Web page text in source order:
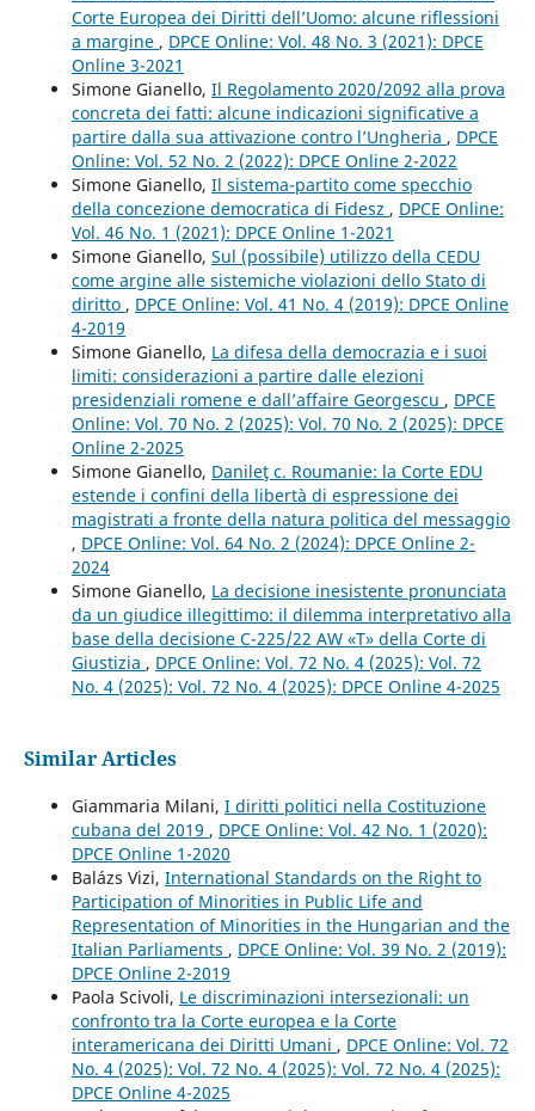
Corte Europea dei Diritti dell’Uomo: alcune riflessioni
a margine , DPCE Online: Vol. 48 No. 3 (2021): DPCE
Online 3-2021
Simone Gianello, Il Regolamento 2020/2092 alla prova
concreta dei fatti: alcune indicazioni significative a
partire dalla sua attivazione contro l’Ungheria , DPCE
Online: Vol. 52 No. 2 (2022): DPCE Online 2-2022
Simone Gianello, Il sistema-partito come specchio
della concezione democratica di Fidesz , DPCE Online:
Vol. 46 No. 1 (2021): DPCE Online 1-2021
Simone Gianello, Sul (possibile) utilizzo della CEDU
come argine alle sistemiche violazioni dello Stato di
diritto , DPCE Online: Vol. 41 No. 4 (2019): DPCE Online
4-2019
Simone Gianello, La difesa della democrazia e i suoi
limiti: considerazioni a partire dalle elezioni
presidenziali romene e dall’affaire Georgescu , DPCE
Online: Vol. 70 No. 2 (2025): Vol. 70 No. 2 (2025): DPCE
Online 2-2025
Simone Gianello, Danileţ c. Roumanie: la Corte EDU
estende i confini della libertà di espressione dei
magistrati a fronte della natura politica del messaggio
, DPCE Online: Vol. 64 No. 2 (2024): DPCE Online 2-
2024
Simone Gianello, La decisione inesistente pronunciata
da un giudice illegittimo: il dilemma interpretativo alla
base della decisione C-225/22 AW «T» della Corte di
Giustizia , DPCE Online: Vol. 72 No. 4 (2025): Vol. 72
No. 4 (2025): Vol. 72 No. 4 (2025): DPCE Online 4-2025
Similar Articles
Giammaria Milani, I diritti politici nella Costituzione
cubana del 2019 , DPCE Online: Vol. 42 No. 1 (2020):
DPCE Online 1-2020
Balázs Vizi, International Standards on the Right to
Participation of Minorities in Public Life and
Representation of Minorities in the Hungarian and the
Italian Parliaments , DPCE Online: Vol. 39 No. 2 (2019):
DPCE Online 2-2019
Paola Scivoli, Le discriminazioni intersezionali: un
confronto tra la Corte europea e la Corte
interamericana dei Diritti Umani , DPCE Online: Vol. 72
No. 4 (2025): Vol. 72 No. 4 (2025): Vol. 72 No. 4 (2025):
DPCE Online 4-2025